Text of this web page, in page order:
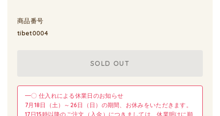
商品番号
tibet0004
SOLD OUT
━〇 仕入れによる休業日のお知らせ
7月18日（土）～26日（日）の期間、お休みをいただきます。
17日15時以降のご注文（入金）につきましては、休業明けに順